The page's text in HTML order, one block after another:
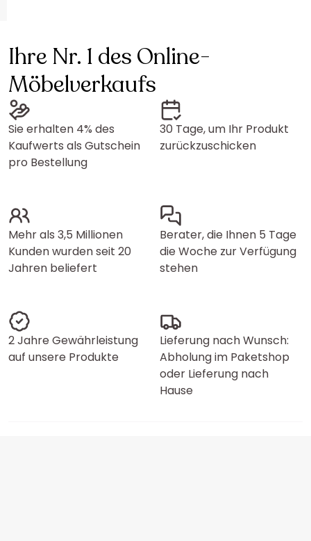
Ihre Nr. 1 des Online-
Möbelverkaufs
Sie erhalten 4% des
Kaufwerts als Gutschein
pro Bestellung
30 Tage, um Ihr Produkt
zurückzuschicken
Mehr als 3,5 Millionen
Kunden wurden seit 20
Jahren beliefert
Berater, die Ihnen 5 Tage
die Woche zur Verfügung
stehen
2 Jahre Gewährleistung
auf unsere Produkte
Lieferung nach Wunsch:
Abholung im Paketshop
oder Lieferung nach
Hause